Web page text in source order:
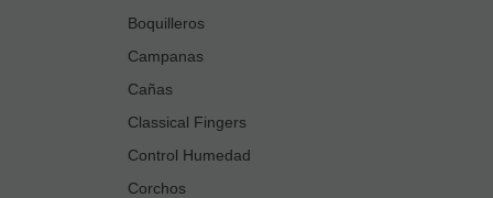
Boquilleros
Campanas
Cañas
Classical Fingers
Control Humedad
Corchos